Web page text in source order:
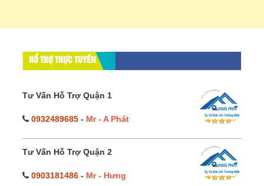
HỔ TRỢ TRỰC TUYẾN
Tư Vấn Hỗ Trợ Quận 1
0932489685 - Mr - A Phát
Tư Vấn Hỗ Trợ Quận 2
0903181486 - Mr - Hưng